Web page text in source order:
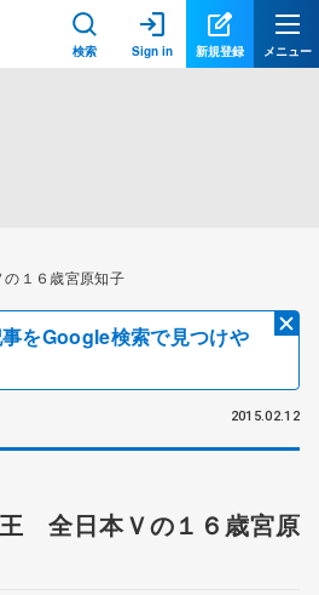
検索 Sign in 新規登録 メニュー
１６歳宮原知子
をGoogle検索で見つけや
2015.02.12
全日本Ｖの１６歳宮原